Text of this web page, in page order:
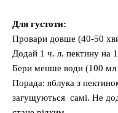
Для густоти:
Провари довше (40-50
Додай 1 ч. л. пектину на 1
Бери менше води (100 мл
Порада: яблука з
загущуються самі. Не